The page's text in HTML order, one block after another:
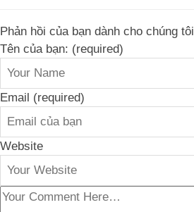
Phản hồi của bạn dành cho chúng tôi
Tên của bạn: (required)
Email (required)
Website